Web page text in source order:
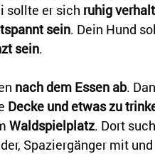
sollte er sich ruhig
sein. Dein Hund
sein.
nach dem Essen ab.
Decke und etwas zu
Waldspielplatz. Dort
Spaziergänger mit